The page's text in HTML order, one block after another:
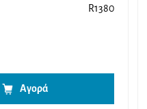
R1380
Αγορά